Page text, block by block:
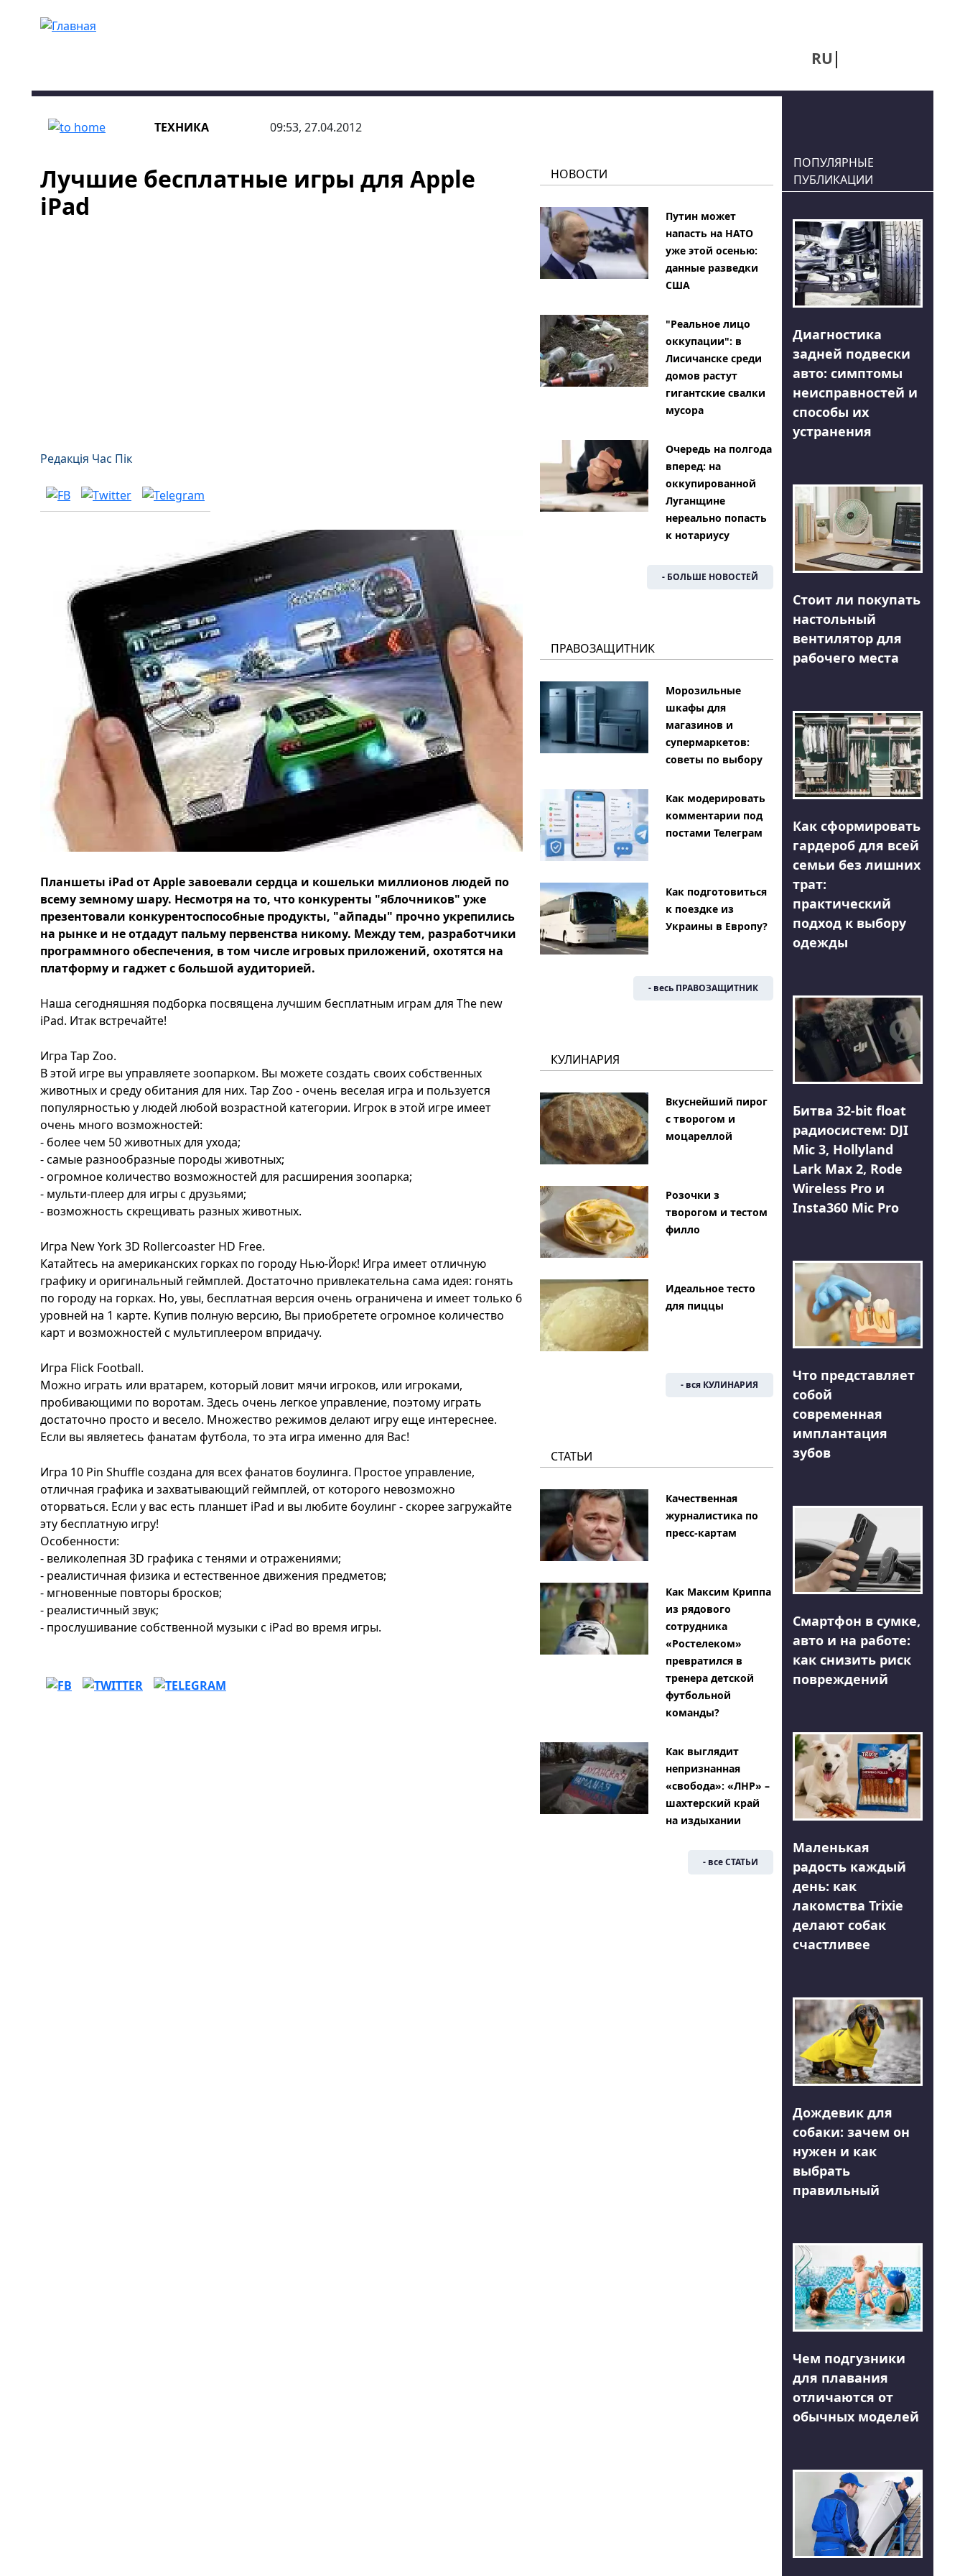
RU
ТЕХНИКА 09:53, 27.04.2012
Лучшие бесплатные игры для Apple
iPad
Редакція Час Пік
Планшеты iPad от Apple завоевали сердца и кошельки миллионов людей по
всему земному шару. Несмотря на то, что конкуренты "яблочников" уже
презентовали конкурентоспособные продукты, "айпады" прочно укрепились
на рынке и не отдадут пальму первенства никому. Между тем, разработчики
программного обеспечения, в том числе игровых приложений, охотятся на
платформу и гаджет с большой аудиторией.
Наша сегодняшняя подборка посвящена лучшим бесплатным играм для The new
iPad. Итак встречайте!
Игра Tap Zoo.
В этой игре вы управляете зоопарком. Вы можете создать своих собственных
животных и среду обитания для них. Tap Zoo - очень веселая игра и пользуется
популярностью у людей любой возрастной категории. Игрок в этой игре имеет
очень много возможностей:
- более чем 50 животных для ухода;
- самые разнообразные породы животных;
- огромное количество возможностей для расширения зоопарка;
- мульти-плеер для игры с друзьями;
- возможность скрещивать разных животных.
Игра New York 3D Rollercoaster HD Free.
Катайтесь на американских горках по городу Нью-Йорк! Игра имеет отличную
графику и оригинальный геймплей. Достаточно привлекательна сама идея: гонять
по городу на горках. Но, увы, бесплатная версия очень ограничена и имеет только 6
уровней на 1 карте. Купив полную версию, Вы приобретете огромное количество
карт и возможностей с мультиплеером впридачу.
Игра Flick Football.
Можно играть или вратарем, который ловит мячи игроков, или игроками,
пробивающими по воротам. Здесь очень легкое управление, поэтому играть
достаточно просто и весело. Множество режимов делают игру еще интереснее.
Если вы являетесь фанатам футбола, то эта игра именно для Вас!
Игра 10 Pin Shuffle создана для всех фанатов боулинга. Простое управление,
отличная графика и захватывающий геймплей, от которого невозможно
оторваться. Если у вас есть планшет iPad и вы любите боулинг - скорее загружайте
эту бесплатную игру!
Особенности:
- великолепная 3D графика с тенями и отражениями;
- реалистичная физика и естественное движения предметов;
- мгновенные повторы бросков;
- реалистичный звук;
- прослушивание собственной музыки с iPad во время игры.
НОВОСТИ
Путин может
напасть на НАТО
уже этой осенью:
данные разведки
США
"Реальное лицо
оккупации": в
Лисичанске среди
домов растут
гигантские свалки
мусора
Очередь на полгода
вперед: на
оккупированной
Луганщине
нереально попасть
к нотариусу
- БОЛЬШЕ НОВОСТЕЙ
ПРАВОЗАЩИТНИК
Морозильные
шкафы для
магазинов и
супермаркетов:
советы по выбору
Как модерировать
комментарии под
постами Телеграм
Как подготовиться
к поездке из
Украины в Европу?
- весь ПРАВОЗАЩИТНИК
КУЛИНАРИЯ
Вкуснейший пирог
с творогом и
моцареллой
Розочки з
творогом и тестом
филло
Идеальное тесто
для пиццы
- вся КУЛИНАРИЯ
СТАТЬИ
Качественная
журналистика по
пресс-картам
Как Максим Криппа
из рядового
сотрудника
«Ростелеком»
превратился в
тренера детской
футбольной
команды?
Как выглядит
непризнанная
«свобода»: «ЛНР» –
шахтерский край
на издыхании
- все СТАТЬИ
ПОПУЛЯРНЫЕ
ПУБЛИКАЦИИ
Диагностика
задней подвески
авто: симптомы
неисправностей и
способы их
устранения
Стоит ли покупать
настольный
вентилятор для
рабочего места
Как сформировать
гардероб для всей
семьи без лишних
трат:
практический
подход к выбору
одежды
Битва 32-bit float
радиосистем: DJI
Mic 3, Hollyland
Lark Max 2, Rode
Wireless Pro и
Insta360 Mic Pro
Что представляет
собой
современная
имплантация
зубов
Смартфон в сумке,
авто и на работе:
как снизить риск
повреждений
Маленькая
радость каждый
день: как
лакомства Trixie
делают собак
счастливее
Дождевик для
собаки: зачем он
нужен и как
выбрать
правильный
Чем подгузники
для плавания
отличаются от
обычных моделей